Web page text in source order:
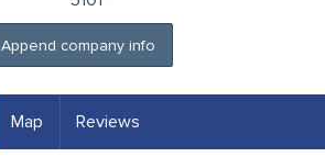
Append company info
Map Reviews